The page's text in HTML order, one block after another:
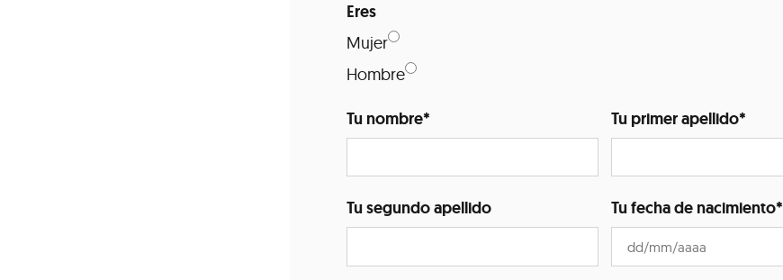
Eres
Mujer
Hombre
Tu nombre* Tu primer apellido*
Tu segundo apellido Tu fecha de nacimiento*